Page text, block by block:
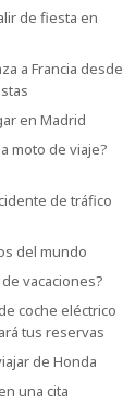
de fiesta en
a Francia desde
en Madrid
moto de viaje?
de tráfico
del mundo
vacaciones?
coche eléctrico
tus reservas
de Honda
una cita